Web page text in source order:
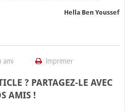
Hella Ben Youssef
ami Imprimer
? PARTAGEZ-LE AVEC
AMIS !